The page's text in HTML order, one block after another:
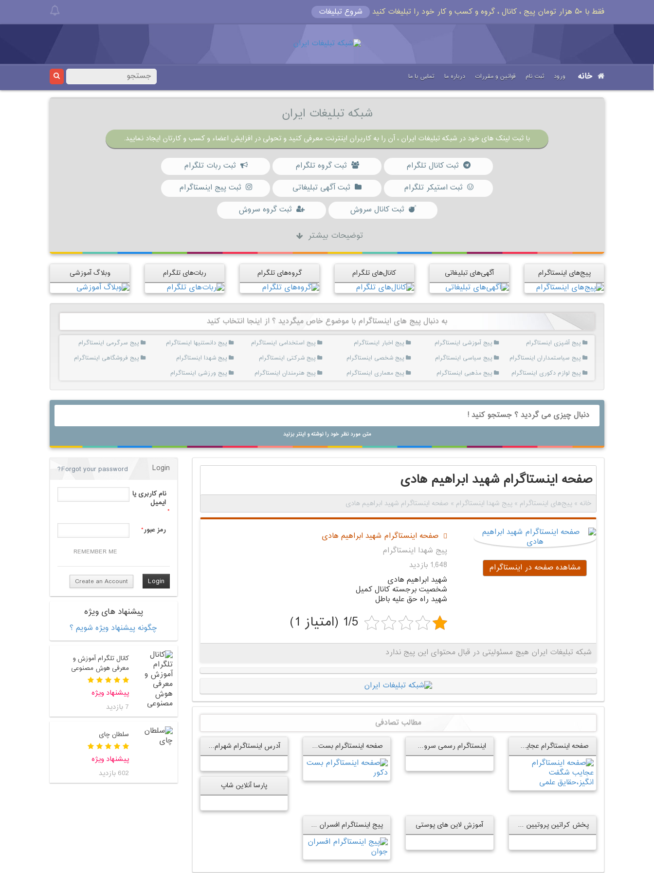
فقط با ۵۰ هزار تومان پیج ، کانال ، گروه و کسب و کار خود را تبلیغات کنید شروع تبلیغات
خانه ورود ثبت نام قوانین و مقررات درباره ما تماس با ما
شبکه تبلیغات ایران
با ثبت لینک های خود در شبکه تبلیغات ایران ، آن را به کاربران اینترنت معرفی کنید و تحولی در افزایش اعضاء و کسب و کارتان ایجاد نمایید.
ثبت کانال تلگرام ثبت گروه تلگرام
ثبت ربات تلگرام
ثبت استیکر تلگرام
ثبت آگهی تبلیغاتی
ثبت پیج اینستاگرام
ثبت کانال سروش
ثبت گروه سروش
توضیحات بیشتر
پیج‌های اینستاگرام آگهی‌های تبلیغاتی کانال‌های تلگرام گروه‌های تلگرام ربات‌های تلگرام وبلاگ آموزشی
به دنبال پیج های اینستاگرام با موضوع خاص میگردید ؟ از اینجا انتخاب کنید
پیج آشپزی اینستاگرام پیج آموزشی اینستاگرام پیج اخبار اینستاگرام پیج استخدامی اینستاگرام پیج دانستنیها اینستاگرام
پیج سرگرمی اینستاگرام
پیج سیاستمداران اینستاگرام
پیج سیاسی اینستاگرام پیج شخصی اینستاگرام پیج شرکتی اینستاگرام پیج شهدا اینستاگرام
پیج فروشگاهی اینستاگرام
پیج لوازم دکوری اینستاگرام
پیج مذهبی اینستاگرام پیج معماری اینستاگرام پیج هنرمندان اینستاگرام پیج ورزشی اینستاگرام
متن مورد نظر خود را نوشته و اینتر بزنید
صفحه اینستاگرام شهید ابراهیم هادی
خانه » پیج‌های اینستاگرام » پیج شهدا اینستاگرام » صفحه اینستاگرام شهید ابراهیم هادی
مشاهده صفحه در اینستاگرام
صفحه اینستاگرام شهید ابراهیم هادی
پیج شهدا اینستاگرام
1,648 بازدید
شهید ابراهیم هادی
شخصیت برجسته کانال کمیل
شهید راه حق علیه باطل
1/5 (امتیاز 1)
شبکه تبلیغات ایران هیچ مسئولیتی در قبال محتوای این پیج ندارد
مطالب تصادفی
صفحه اینستاگرام عجایب شگفت انگیز،حقایق علمی اینستاگرام رسمی سروش جمشیدی صفحه اینستاگرام بست دکور آدرس اینستاگرام شهرام حقیقت دوست
پارسا آنلاین شاپ
پخش کراتین پروتیین و بوتاکس مو beautyarts.ir آموزش لاین های پوستی پیج اینستاگرام افسران جوان
Login
Forgot your password?
نام کاربری یا
ایمیل
*
رمز عبور*
REMEMBER ME
Create an Account
پیشنهاد های ویژه
چگونه پیشنهاد ویژه شویم ؟
کانال تلگرام آموزش و
معرفی هوش مصنوعی
پیشنهاد ویژه
7 بازدید
سلطان چای
پیشنهاد ویژه
602 بازدید